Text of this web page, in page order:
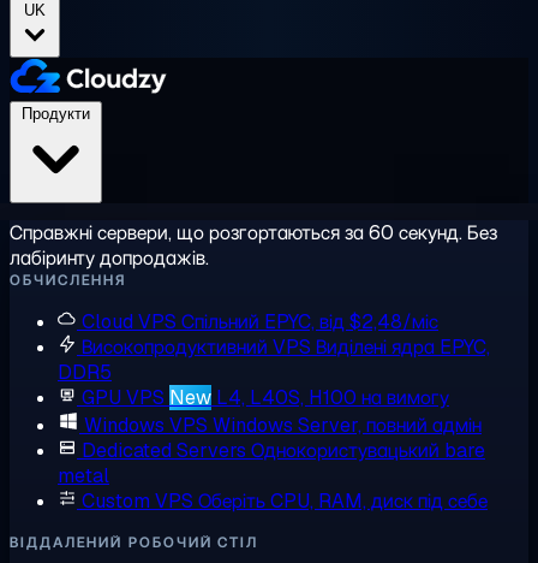
UK
Справжні сервери, що розгортаються за 60 секунд. Без
лабіринту допродажів.
ОБЧИСЛЕННЯ
Cloud VPS Спільний EPYC, від $2,48/міс
Високопродуктивний VPS Виділені ядра EPYC,
DDR5
GPU VPS New L4, L40S, H100 на вимогу
Windows VPS Windows Server, повний адмін
Dedicated Servers Однокористувацький bare
metal
Custom VPS Оберіть CPU, RAM, диск під себе
ВІДДАЛЕНИЙ РОБОЧИЙ СТІЛ